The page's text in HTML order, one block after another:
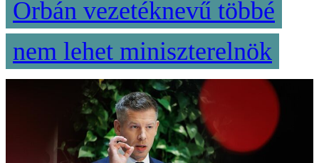
Orbán vezetéknevű többé
nem lehet miniszterelnök